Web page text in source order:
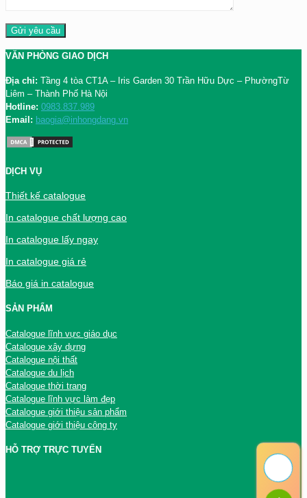
VĂN PHÒNG GIAO DỊCH
Địa chỉ: Tầng 4 tòa CT1A – Iris Garden 30 Trần Hữu Dực – PhườngTừ
Liêm – Thành Phố Hà Nội
Hotline: 0983.837.989
Email: baogia@inhongdang.vn
DỊCH VỤ
Thiết kế catalogue
In catalogue chất lượng cao
In catalogue lấy ngay
In catalogue giá rẻ
Báo giá in catalogue
SẢN PHẨM
Catalogue lĩnh vực giáo dục
Catalogue xây dựng
Catalogue nội thất
Catalogue du lịch
Catalogue thời trang
Catalogue lĩnh vực làm đẹp
Catalogue giới thiệu sản phẩm
Catalogue giới thiệu công ty
HỖ TRỢ TRỰC TUYẾN